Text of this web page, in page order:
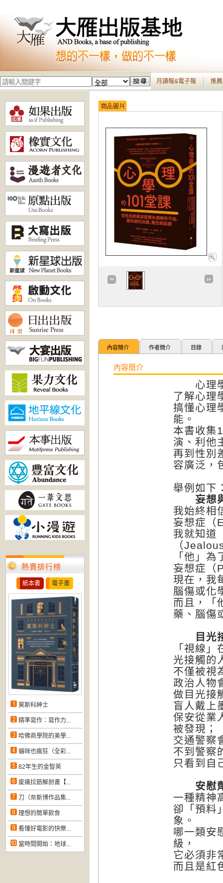
月讀報&電子報 推
熱賣排行榜
紙本書 電子書
莫斯科紳士
精準寫作：寫作力...
哈佛商學院的美學...
貓咪也瘋狂（全彩...
82年生的金智英
痠痛拉筋解剖書【...
刀（奈斯博作品集...
理想的簡單飲食
看懂好電影的快樂...
當時間開始：地球...
內容簡介 作者簡介 目錄
內容簡介
心理學
了解心理
搞懂心理
能。
本書收集
演、利他
再到性別
容廣泛，
舉例如下
妄想與
我始終相
妄想症（
我就知道
（
「他」
妄想症（
現在，我
腦傷或化
而且，「
藥、腦傷
目光接
「視線
光接觸的
不僅被視
政治人物
做目光接
盲人戴上
保安從業
被發現；
交通警察
不到警察
只看到自
安慰劑
一種精神
卻「預料
象。
哪一類安
級，
它必須非
而且是紅